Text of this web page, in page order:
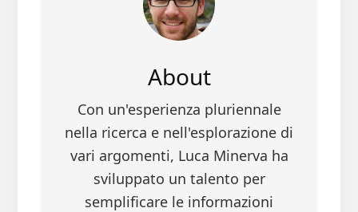
About
Con un'esperienza pluriennale
nella ricerca e nell'esplorazione di
vari argomenti, Luca Minerva ha
sviluppato un talento per
semplificare le informazioni